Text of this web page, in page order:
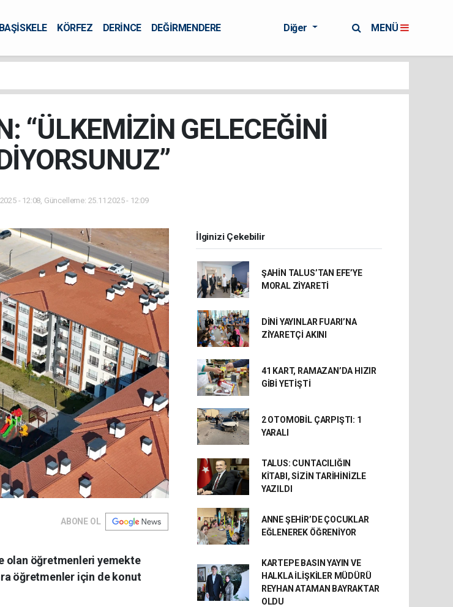
BAŞİSKELE KÖRFEZ DERİNCE
DEĞİRMENDERE
Diğer MENÜ
“ÜLKEMİZİN GELECEĞİNİ
- 12:08, Güncelleme: 25.11.2025 - 12:09
ABONE OL
olan öğretmenleri yemekte
öğretmenler için de konut
İlginizi Çekebilir
ŞAHİN TALUS’TAN EFE’YE
MORAL ZİYARETİ
DİNİ YAYINLAR FUARI’NA
ZİYARETÇİ AKINI
41 KART, RAMAZAN’DA HIZIR
GİBİ YETİŞTİ
2 OTOMOBİL ÇARPIŞTI: 1
YARALI
TALUS: CUNTACILIĞIN
KİTABI, SİZİN TARİHİNİZLE
YAZILDI
ANNE ŞEHİR’DE ÇOCUKLAR
EĞLENEREK ÖĞRENİYOR
KARTEPE BASIN YAYIN VE
HALKLA İLİŞKİLER MÜDÜRÜ
REYHAN ATAMAN BAYRAKTAR
OLDU